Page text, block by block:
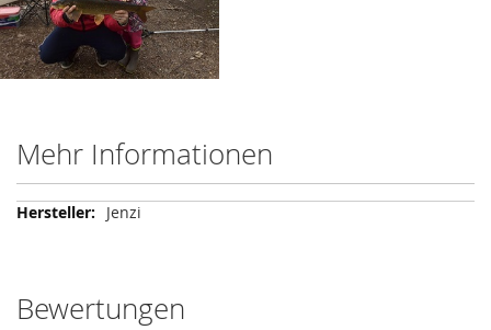
Mehr Informationen
Mehr
Jenzi
Bewertungen